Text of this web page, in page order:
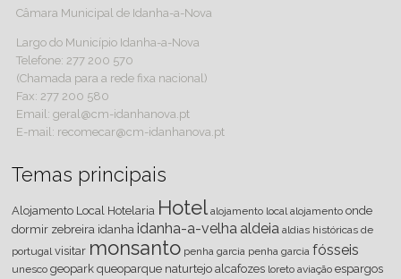
Câmara Municipal de Idanha-a-Nova
Largo do Município Idanha-a-Nova
Telefone: 277 200 570
(Chamada para a rede fixa nacional)
Fax: 277 200 580
Email: geral@cm-idanhanova.pt
E-mail: recomecar@cm-idanhanova.pt
Temas principais
Alojamento Local Hotelaria Hotel alojamento local alojamento onde
dormir zebreira idanha idanha-a-velha aldeia aldias históricas de
portugal visitar monsanto penha garcia penha garcia fósseis
unesco geopark queoparque naturtejo alcafozes loreto aviação espargos